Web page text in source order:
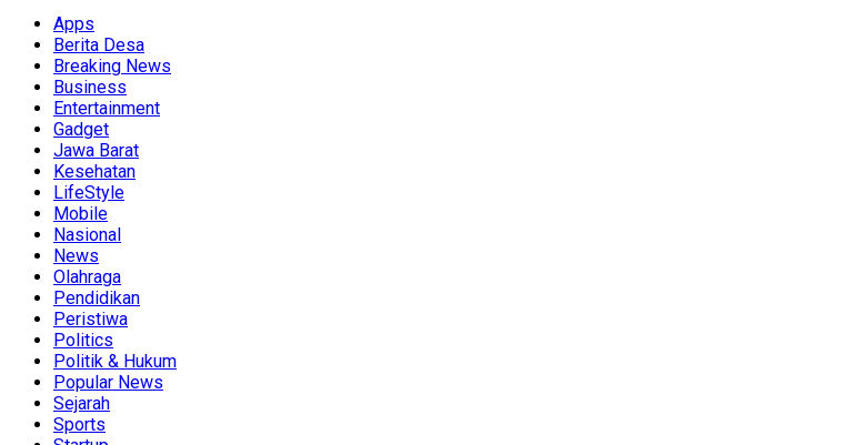
Apps
Berita Desa
Breaking News
Business
Entertainment
Gadget
Jawa Barat
Kesehatan
LifeStyle
Mobile
Nasional
News
Olahraga
Pendidikan
Peristiwa
Politics
Politik & Hukum
Popular News
Sejarah
Sports